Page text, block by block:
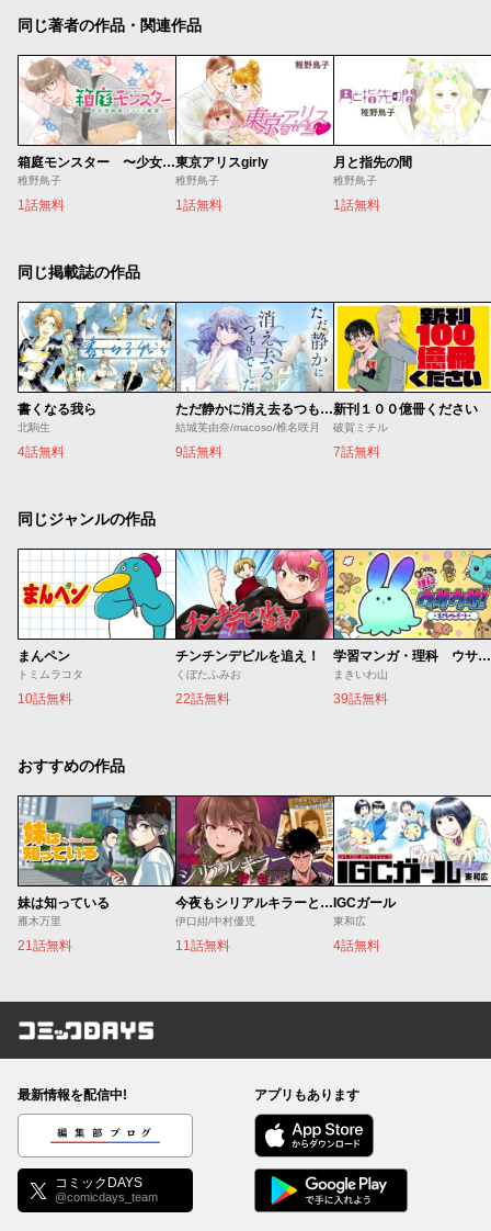
同じ著者の作品・関連作品
箱庭モンスター 〜少女漫画家、ときどき紙袋〜
稚野鳥子
1話無料
東京アリスgirly
稚野鳥子
1話無料
月と指先の間
稚野鳥子
1話無料
同じ掲載誌の作品
書くなる我ら
北駒生
4話無料
ただ静かに消え去るつもりでした
結城芙由奈/macoso/椎名咲月
9話無料
新刊１００億冊ください
破賀ミチル
7話無料
同じジャンルの作品
まんペン
トミムラコタ
10話無料
チンチンデビルを追え！
くぼたふみお
22話無料
学習マンガ・理科 ウサウサ！
まきいわ山
39話無料
おすすめの作品
妹は知っている
雁木万里
21話無料
今夜もシリアルキラーと待ち合わせ
伊口紺/中村優児
11話無料
IGCガール
東和広
4話無料
コミックDAYS
最新情報を配信中!
編集部ブログ
コミックDAYS
@comicdays_team
アプリもあります